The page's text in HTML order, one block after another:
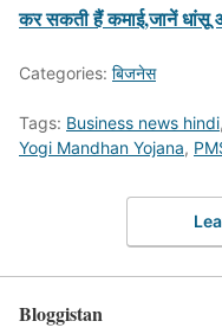
कर सकती हैं कमाई,जानें धांसू
Categories: बिजनेस
Tags: Business news hindi,
Yogi Mandhan Yojana,
Bloggistan